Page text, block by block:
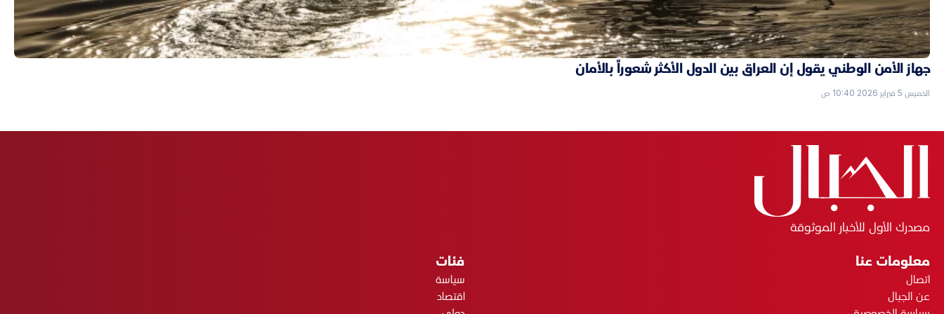
جهاز الأمن الوطني يقول إن العراق بين الدول الأكثر شعوراً بالأمان
الخميس 5 فبراير 2026 10:40 ص
مصدرك الأول للأخبار الموثوقة
معلومات عنا
اتصال
عن الجبال
فئات
سياسة
اقتصاد